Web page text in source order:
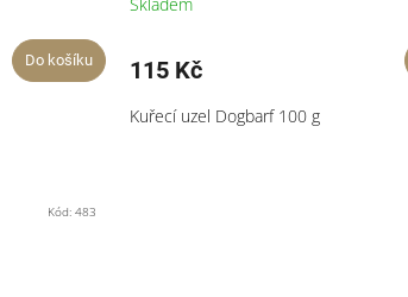
Do košíku 115 Kč
Kuřecí uzel Dogbarf 100 g
Kód: 483